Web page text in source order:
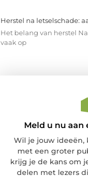
Herstel na letselschade:
Het belang van herstel
vaak op
Meld u nu aan
Wil je jouw ideeën,
met een groter
krijg je de kans om
delen met lezers